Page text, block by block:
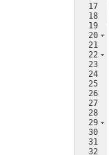
17
18
19
20
21
22
23
24
25
26
27
28
29
30
31
32